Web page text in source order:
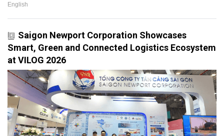
English
Saigon Newport Corporation Showcases
Smart, Green and Connected Logistics Ecosystem
at VILOG 2026